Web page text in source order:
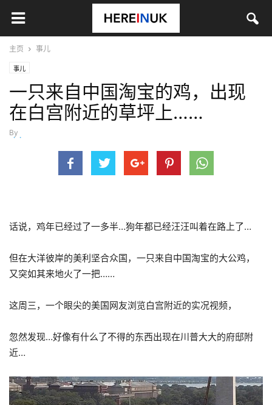
主页 事儿
事儿
一只来自中国淘宝的鸡，出现
在白宫附近的草坪上……
By
vivi
话说，鸡年已经过了一多半…狗年都已经汪汪叫着在路上了…
但在大洋彼岸的美利坚合众国，一只来自中国淘宝的大公鸡，
又突如其来地火了一把……
这周三，一个眼尖的美国网友浏览白宫附近的实况视频，
忽然发现…好像有什么了不得的东西出现在川普大大的府邸附
近…